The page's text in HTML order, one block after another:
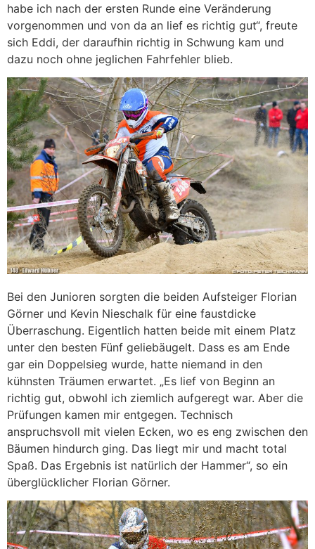
habe ich nach der ersten Runde eine Veränderung
vorgenommen und von da an lief es richtig gut“, freute
sich Eddi, der daraufhin richtig in Schwung kam und
dazu noch ohne jeglichen Fahrfehler blieb.
Bei den Junioren sorgten die beiden Aufsteiger Florian
Görner und Kevin Nieschalk für eine faustdicke
Überraschung. Eigentlich hatten beide mit einem Platz
unter den besten Fünf geliebäugelt. Dass es am Ende
gar ein Doppelsieg wurde, hatte niemand in den
kühnsten Träumen erwartet. „Es lief von Beginn an
richtig gut, obwohl ich ziemlich aufgeregt war. Aber die
Prüfungen kamen mir entgegen. Technisch
anspruchsvoll mit vielen Ecken, wo es eng zwischen den
Bäumen hindurch ging. Das liegt mir und macht total
Spaß. Das Ergebnis ist natürlich der Hammer“, so ein
überglücklicher Florian Görner.